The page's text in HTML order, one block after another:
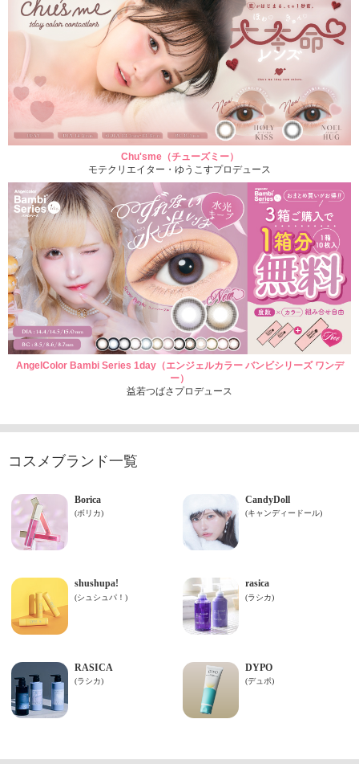
Chu'sme（チューズミー）
モテクリエイター・ゆうこすプロデュース
AngelColor Bambi Series 1day（エンジェルカラー バンビシリーズ ワンデ
ー）
益若つばさプロデュース
コスメブランド一覧